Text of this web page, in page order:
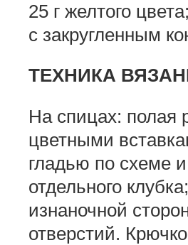
25 г желтого
с закругленным
ТЕХНИКА
На спицах: полая
цветными
гладью по схеме
отдельного
изнаночной
отверстий.